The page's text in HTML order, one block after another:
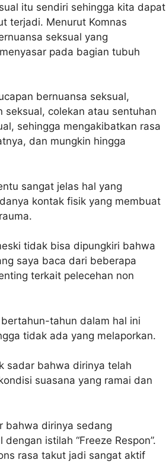
itu sendiri sehingga kita dapat
terjadi. Menurut Komnas
seksual yang
pada bagian tubuh
bernuansa seksual,
colekan atau sentuhan
sehingga mengakibatkan rasa
dan mungkin hingga
sangat jelas hal yang
kontak fisik yang membuat
tidak bisa dipungkiri bahwa
saya baca dari beberapa
terkait pelecehan non
tahun dalam hal ini
tidak ada yang melaporkan.
sadar bahwa dirinya telah
suasana yang ramai dan
bahwa dirinya sedang
istilah “Freeze Respon”.
rasa takut jadi sangat aktif